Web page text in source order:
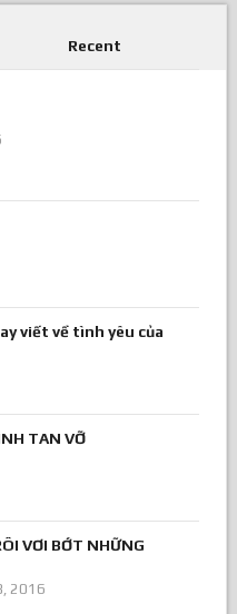
Recent
viết về tình yêu của
TAN VỠ
VƠI BỚT NHỮNG
2016